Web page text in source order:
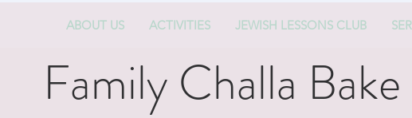
Family Challa Bake
ABOUT US ACTIVITIES JEWISH LESSONS CLUB